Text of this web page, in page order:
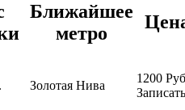
Ближайшее
метро
Золотая Нива
1200